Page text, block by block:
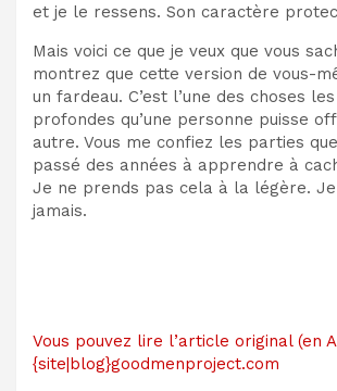
et je le ressens. Son caractère
Mais voici ce que je veux que vous
montrez que cette version de vous-
un fardeau. C’est l’une des choses
profondes qu’une personne puisse
autre. Vous me confiez les parties
passé des années à apprendre à
Je ne prends pas cela à la légère.
jamais.
Vous pouvez lire l’article original (en
{site|blog}goodmenproject.com